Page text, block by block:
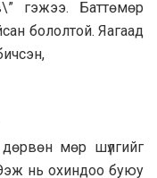
гэжээ. Баттөмөр
бололтой. Яагаад
мөр шүлгийг
нь охиндоо буюу